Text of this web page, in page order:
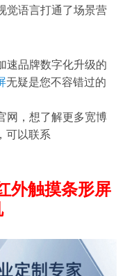
觉语言打通了场景营
速品牌数字化升级的
无疑是您不容错过的
网，想了解更多宽博
可以联系
外触摸条形屏